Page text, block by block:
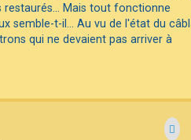
Mais tout fonctionne
semble-t-il... Au vu de l'état du
qui ne devaient pas arriver à